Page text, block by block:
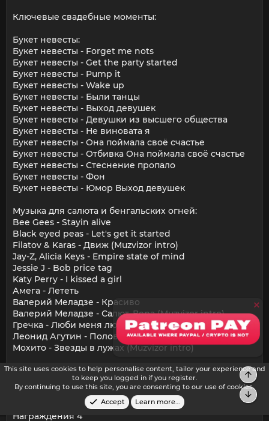
Ключевые свадебные моменты:
Букет невесты:
Букет невесты - Forget me nots
Букет невесты - Get the party started
Букет невесты - Pump it
Букет невесты - Wake up
Букет невесты - Были танцы
Букет невесты - Выход девушек
Букет невесты - Девушки из высшего общества
Букет невесты - Не виновата я
Букет невесты - Она поймала своё счастье
Букет невесты - Отбивка Она поймала своё счастье
Букет невесты - Стеснение пропало
Букет невесты - Фон
Букет невесты - Юмор Выход девушек
Музыка для салюта и бенгальских огней:
Bee Gees - Stayin alive
Black eyed peas - Let's get it started
Filatov & Karas - Движ (Muzvizor intro)
Jay-Z, Alicia Keys - Empire state of mind
Jessie J - Bob price tag
Katy Perry - I kissed a girl
Амега - Лететь
Валерий Меладзе - Красиво
Валерий Меладзе - Салют, Вера (Muzvizor intro)
Гречка - Люби меня люби
Леонид Агутин - Половина сердца
Мохито - Звезды в лужах (Muzvizor intro)
Награждения:
Награждения 1
Награждения 2
Награждения 4
This site uses cookies to help personalise content, tailor your experience and
to keep you logged in if you register.
By continuing to use this site, you are consenting to our use of cookies.
Accept
Learn more…
Top